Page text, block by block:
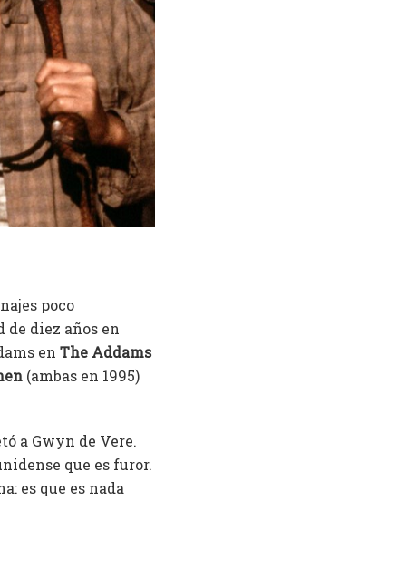
poco
de diez años en
en The Addams
(ambas en 1995)
a Gwyn de Vere.
que es furor.
es que es nada